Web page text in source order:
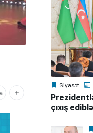
Siyasət
çıxış